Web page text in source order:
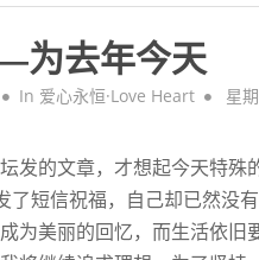
去年今天
In 爱心永恒·Love Heart 星
发的文章，才想起今天特
短信祝福，自己却已然没
为美丽的回忆，而生活依